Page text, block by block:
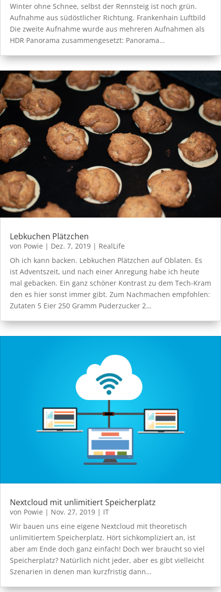
Winter ohne Schnee, selbst der Rennsteig ist noch grün.
Aufnahme aus südöstlicher Richtung. Frankenhain Luftbild
Die zweite Aufnahme wurde aus mehreren Aufnahmen als
HDR Panorama zusammengesetzt: Panorama…
Lebkuchen Plätzchen
von Powie | Dez. 7, 2019 | RealLife
Oh ich kann backen. Lebkuchen Plätzchen auf Oblaten. Es
ist Adventszeit, und nach einer Anregung habe ich heute
mal gebacken. Ein ganz schöner Kontrast zu dem Tech-Kram
den es hier sonst immer gibt. Zum Nachmachen empfohlen:
Zutaten 5 Eier 250 Gramm Puderzucker 2…
Nextcloud mit unlimitiert Speicherplatz
von Powie | Nov. 27, 2019 | IT
Wir bauen uns eine eigene Nextcloud mit theoretisch
unlimitiertem Speicherplatz. Hört sichkompliziert an, ist
aber am Ende doch ganz einfach! Doch wer braucht so viel
Speicherplatz? Natürlich nicht jeder, aber es gibt vielleicht
Szenarien in denen man kurzfristig dann…